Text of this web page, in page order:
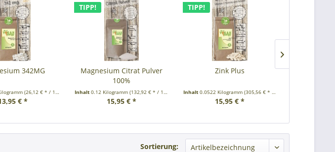
342MG
(26,12 € * / 1 Kilogramm)
€ *
TIPP!
Magnesium Citrat Pulver
100%
Inhalt 0.12 Kilogramm (132,92 € * / 1 Kilogramm)
15,95 € *
TIPP!
Zink Plus
Inhalt 0.0522 Kilogramm (305,56 € * / 1 Kilogramm)
15,95 € *
Sortierung: